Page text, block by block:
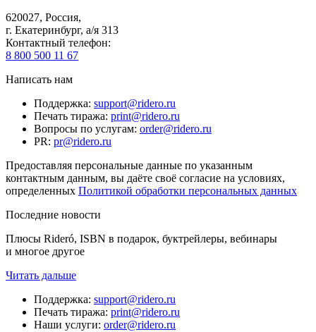
620027, Россия,
г. Екатеринбург, а/я 313
Контактный телефон:
8 800 500 11 67
Написать нам
Поддержка: support@ridero.ru
Печать тиража: print@ridero.ru
Вопросы по услугам: order@ridero.ru
PR: pr@ridero.ru
Предоставляя персональные данные по указанным
контактным данным, вы даёте своё согласие на условиях,
определенных Политикой обработки персональных данных
Последние новости
Плюсы Rideró, ISBN в подарок, буктрейлеры, вебинары
и многое другое
Читать дальше
Поддержка: support@ridero.ru
Печать тиража: print@ridero.ru
Наши услуги: order@ridero.ru